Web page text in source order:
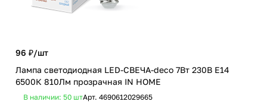
96 ₽/шт
Лампа светодиодная LED-СВЕЧА-deco 7Вт 230В Е14
6500К 810Лм прозрачная IN HOME
В наличии: 50 штАрт. 4690612029665